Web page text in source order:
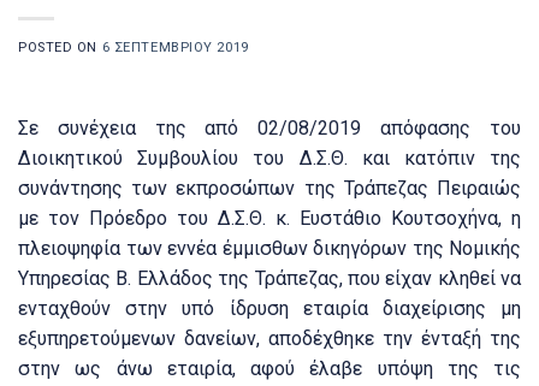
POSTED ON 6 ΣΕΠΤΕΜΒΡΊΟΥ 2019
Σε συνέχεια της από 02/08/2019 απόφασης του
Διοικητικού Συμβουλίου του Δ.Σ.Θ. και κατόπιν της
συνάντησης των εκπροσώπων της Τράπεζας Πειραιώς
με τον Πρόεδρο του Δ.Σ.Θ. κ. Ευστάθιο Κουτσοχήνα, η
πλειοψηφία των εννέα έμμισθων δικηγόρων της Νομικής
Υπηρεσίας Β. Ελλάδος της Τράπεζας, που είχαν κληθεί να
ενταχθούν στην υπό ίδρυση εταιρία διαχείρισης μη
εξυπηρετούμενων δανείων, αποδέχθηκε την ένταξή της
στην ως άνω εταιρία, αφού έλαβε υπόψη της τις